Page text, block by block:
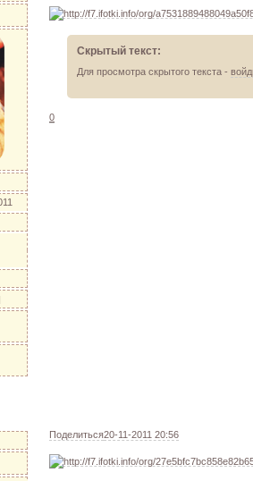
Скрытый текст:
Для просмотра скрытого текста -
0
Поделиться20-11-2011 20:56